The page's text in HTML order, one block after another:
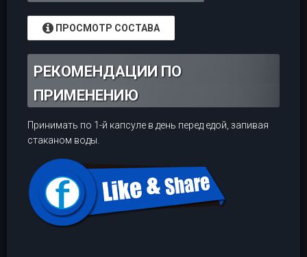
ПРОСМОТР СОСТАВА
РЕКОМЕНДАЦИИ ПО
ПРИМЕНЕНИЮ
Принимать по 1-й капсуле в день перед едой, запивая
стаканом воды.